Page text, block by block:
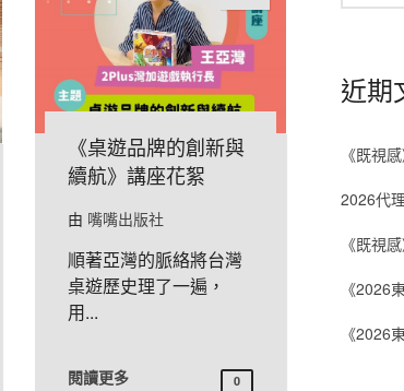
《桌遊品牌的創新與
續航》講座花絮
由 嘴嘴出版社
順著亞灣的脈絡將台灣
桌遊歷史理了一遍，
用...
閱讀更多 0
近期
《既視
2026代
《既視
《2026
《2026